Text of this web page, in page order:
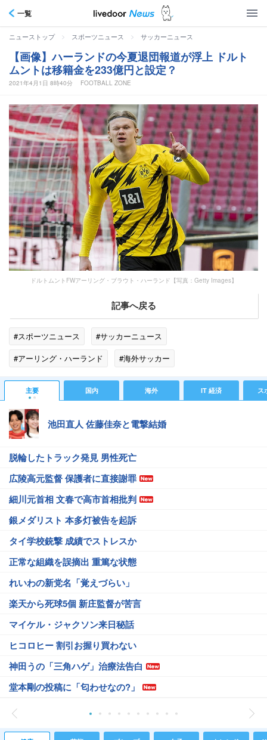
一覧
ニューストップ > スポーツニュース > サッカーニュース
【画像】ハーランドの今夏退団報道が浮上 ドルト
ムントは移籍金を233億円と設定？
2021年4月1日 8時40分 FOOTBALL ZONE
ドルトムントFWアーリング・ブラウト・ハーランド【写真：Getty Images】
記事へ戻る
#スポーツニュース
#サッカーニュース
#アーリング・ハーランド
#海外サッカー
#移籍報道（サッカー）
主要 国内 海外 IT 経済 ス
池田直人 佐藤佳奈と電撃結婚
脱輪したトラック発見 男性死亡
広陵高元監督 保護者に直接謝罪
細川元首相 文春で高市首相批判
銀メダリスト 本多灯被告を起訴
タイ学校銃撃 成績でストレスか
正常な組織を誤摘出 重篤な状態
れいわの新党名「覚えづらい」
楽天から死球5個 新庄監督が苦言
マイケル・ジャクソン来日秘話
ヒコロヒー 割引お握り買わない
神田うの「三角ハゲ」治療法告白
堂本剛の投稿に「匂わせなの?」